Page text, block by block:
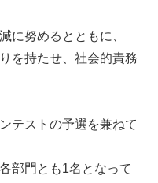
に努めるとともに、
を持たせ、社会的責務
テストの予選を兼ねて
部門とも1名となって